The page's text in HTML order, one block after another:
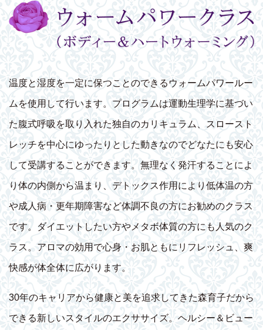
温度と湿度を一定に保つことのできるウォームパワールー
ムを使用して行います。プログラムは運動生理学に基づい
た腹式呼吸を取り入れた独自のカリキュラム、スロースト
レッチを中心にゆったりとした動きなのでどなたにも安心
して受講することができます。無理なく発汗することによ
り体の内側から温まり、デトックス作用により低体温の方
や成人病・更年期障害など体調不良の方にお勧めのクラス
です。ダイエットしたい方やメタボ体質の方にも人気のク
ラス。アロマの効用で心身・お肌ともにリフレッシュ、爽
快感が体全体に広がります。
30年のキャリアから健康と美を追求してきた森育子だから
できる新しいスタイルのエクササイズ。ヘルシー＆ビュー